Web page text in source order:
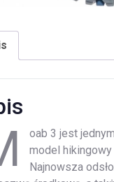
oab 3 jest
model
Najnowsza